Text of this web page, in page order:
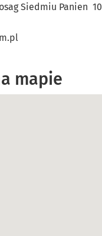
Siedmiu Panien 10
mapie